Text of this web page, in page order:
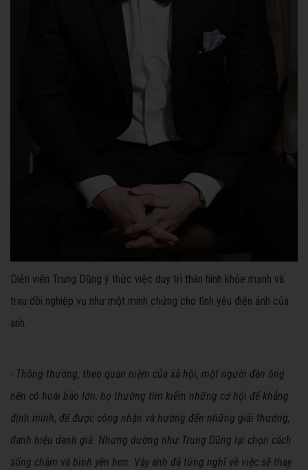
Diễn viên Trung Dũng ý thức việc duy trì thân hình khỏe mạnh và
trau dồi nghiệp vụ như một minh chứng cho tình yêu điện ảnh của
anh.
- Thông thường, theo quan niệm của xã hội, một người đàn ông
nên có hoài bão lớn, họ thường tìm kiếm những cơ hội để khẳng
định mình, để được công nhận và hướng đến những giải thưởng,
danh hiệu danh giá. Nhưng dường như Trung Dũng lại chọn cách
sống chậm và bình yên hơn. Vậy anh đã từng nghĩ về việc sẽ thay